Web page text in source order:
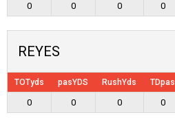
0 0 0 0
REYES
TOTyds pasYDS RushYds TDpas
0 0 0 0